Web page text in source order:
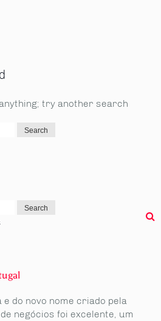
try another search
e do novo nome criado pela
negócios foi excelente, um